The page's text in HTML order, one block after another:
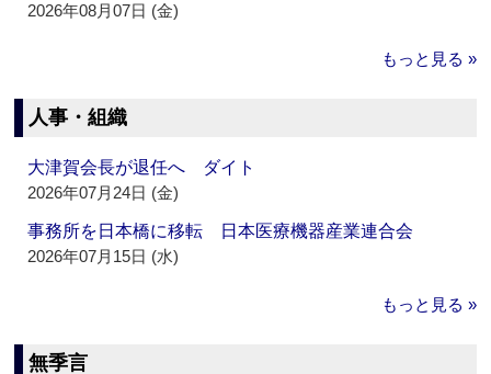
2026年08月07日 (金)
もっと見る »
人事・組織
大津賀会長が退任へ ダイト
2026年07月24日 (金)
事務所を日本橋に移転 日本医療機器産業連合会
2026年07月15日 (水)
もっと見る »
無季言